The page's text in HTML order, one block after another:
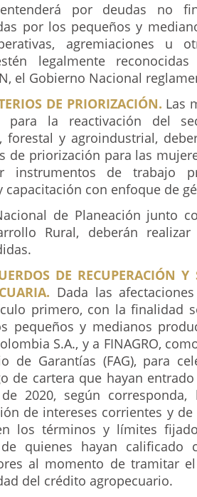
por deudas no
por los pequeños y
agremiaciones u
legalmente
el Gobierno Nacional
DE PRIORIZACIÓN. Las
para la reactivación del
forestal y agroindustrial,
de priorización para las
instrumentos de trabajo
capacitación con enfoque de
de Planeación junto
Rural, deberán
DE RECUPERACIÓN
Dada las
primero, con la finalidad
pequeños y medianos
S.A., y a FINAGRO,
de Garantías (FAG), para
de cartera que hayan
2020, según corresponda,
de intereses corrientes y
los términos y límites
quienes hayan calificado
al momento de tramitar
del crédito agropecuario.